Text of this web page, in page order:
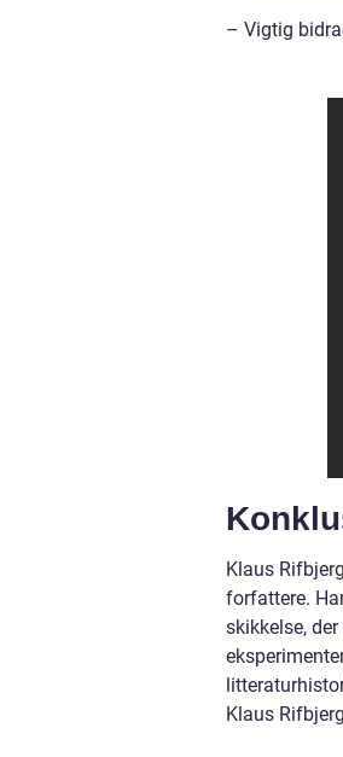
– Vigtig
Klaus
forfattere.
skikkelse,
Klaus